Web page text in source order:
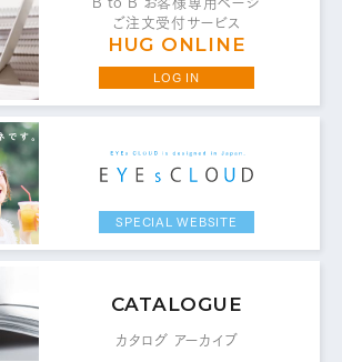
い合わせ・ご意見は
からお願いいたします。
/ 営業・企画・総務・経理
0776-89-1370
0776-89-1375
商品センター直通
ご注文受付サービス
HUG ONLINE
LOG IN
SPECIAL WEBSITE
CATALOGUE
カタログ アーカイブ